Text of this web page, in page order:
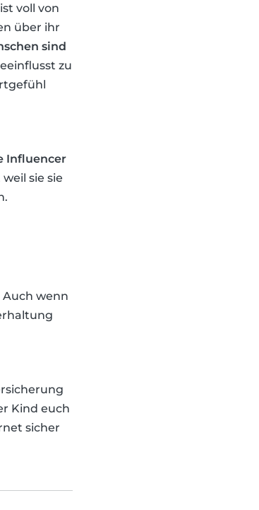
voll von
über ihr
sind
zu
Influencer
sie sie
wenn
Kind euch
sicher